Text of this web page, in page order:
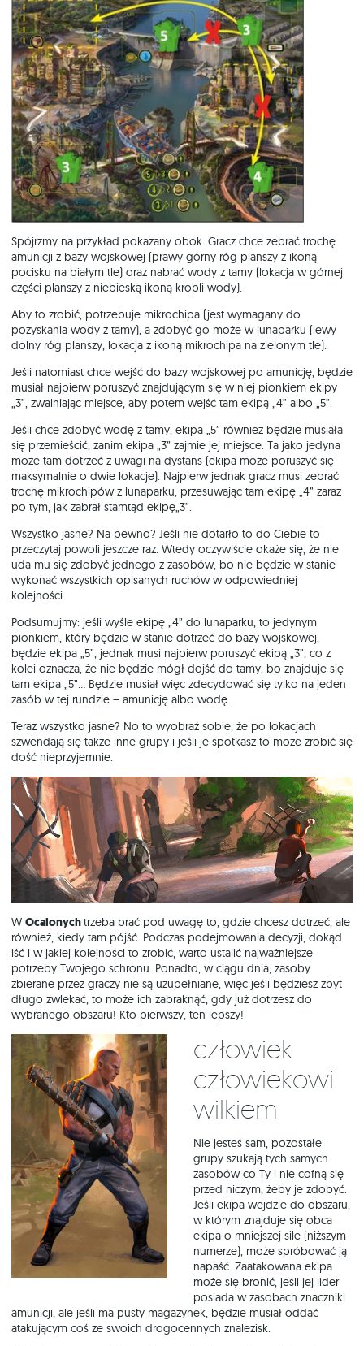
Spójrzmy na przykład pokazany obok. Gracz chce zebrać trochę
amunicji z bazy wojskowej (prawy górny róg planszy z ikoną
pocisku na białym tle) oraz nabrać wody z tamy (lokacja w górnej
części planszy z niebieską ikoną kropli wody).
Aby to zrobić, potrzebuje mikrochipa (jest wymagany do
pozyskania wody z tamy), a zdobyć go może w lunaparku (lewy
dolny róg planszy, lokacja z ikoną mikrochipa na zielonym tle).
Jeśli natomiast chce wejść do bazy wojskowej po amunicję, będzie
musiał najpierw poruszyć znajdującym się w niej pionkiem ekipy
„3”, zwalniając miejsce, aby potem wejść tam ekipą „4” albo „5”.
Jeśli chce zdobyć wodę z tamy, ekipa „5” również będzie musiała
się przemieścić, zanim ekipa „3” zajmie jej miejsce. Ta jako jedyna
może tam dotrzeć z uwagi na dystans (ekipa może poruszyć się
maksymalnie o dwie lokacje). Najpierw jednak gracz musi zebrać
trochę mikrochipów z lunaparku, przesuwając tam ekipę „4” zaraz
po tym, jak zabrał stamtąd ekipę„3”.
Wszystko jasne? Na pewno? Jeśli nie dotarło to do Ciebie to
przeczytaj powoli jeszcze raz. Wtedy oczywiście okaże się, że nie
uda mu się zdobyć jednego z zasobów, bo nie będzie w stanie
wykonać wszystkich opisanych ruchów w odpowiedniej
kolejności.
Podsumujmy: jeśli wyśle ekipę „4” do lunaparku, to jedynym
pionkiem, który będzie w stanie dotrzeć do bazy wojskowej,
będzie ekipa „5”, jednak musi najpierw poruszyć ekipą „3”, co z
kolei oznacza, że nie będzie mógł dojść do tamy, bo znajduje się
tam ekipa „5”… Będzie musiał więc zdecydować się tylko na jeden
zasób w tej rundzie – amunicję albo wodę.
Teraz wszystko jasne? No to wyobraź sobie, że po lokacjach
szwendają się także inne grupy i jeśli je spotkasz to może zrobić się
dość nieprzyjemnie.
W Ocalonychtrzeba brać pod uwagę to, gdzie chcesz dotrzeć, ale
również, kiedy tam pójść. Podczas podejmowania decyzji, dokąd
iść i w jakiej kolejności to zrobić, warto ustalić najważniejsze
potrzeby Twojego schronu. Ponadto, w ciągu dnia, zasoby
zbierane przez graczy nie są uzupełniane, więc jeśli będziesz zbyt
długo zwlekać, to może ich zabraknąć, gdy już dotrzesz do
wybranego obszaru! Kto pierwszy, ten lepszy!
Człowiek
człowiekowi
wilkiem
Nie jesteś sam, pozostałe
grupy szukają tych samych
zasobów co Ty i nie cofną się
przed niczym, żeby je zdobyć.
Jeśli ekipa wejdzie do obszaru,
w którym znajduje się obca
ekipa o mniejszej sile (niższym
numerze), może spróbować ją
napaść. Zaatakowana ekipa
może się bronić, jeśli jej lider
posiada w zasobach znaczniki
amunicji, ale jeśli ma pusty magazynek, będzie musiał oddać
atakującym coś ze swoich drogocennych znalezisk.